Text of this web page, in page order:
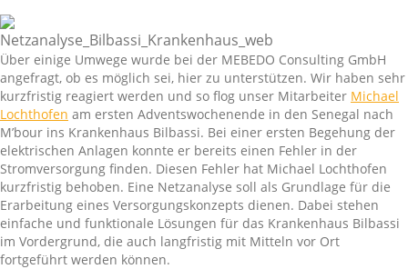
Über einige Umwege wurde bei der MEBEDO Consulting GmbH
angefragt, ob es möglich sei, hier zu unterstützen. Wir haben sehr
kurzfristig reagiert werden und so flog unser Mitarbeiter Michael
Lochthofen am ersten Adventswochenende in den Senegal nach
M’bour ins Krankenhaus Bilbassi. Bei einer ersten Begehung der
elektrischen Anlagen konnte er bereits einen Fehler in der
Stromversorgung finden. Diesen Fehler hat Michael Lochthofen
kurzfristig behoben. Eine Netzanalyse soll als Grundlage für die
Erarbeitung eines Versorgungskonzepts dienen. Dabei stehen
einfache und funktionale Lösungen für das Krankenhaus Bilbassi
im Vordergrund, die auch langfristig mit Mitteln vor Ort
fortgeführt werden können.